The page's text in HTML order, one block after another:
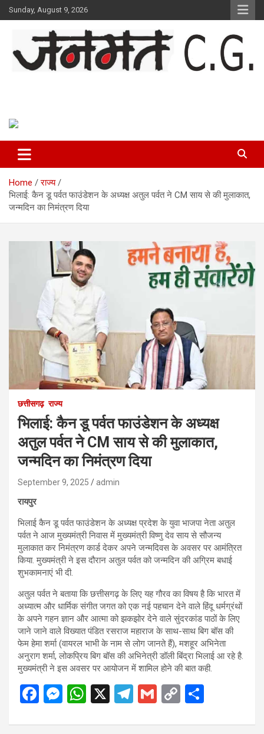
Skip
to
Sunday, August 9, 2026
Home
राज्य
भिलाई: कैन डू पर्वत फाउंडेशन के अध्यक्ष अतुल पर्वत ने CM साय से की मुलाकात,
जन्मदिन का निमंत्रण दिया
छत्तीसगढ़ राज्य
भिलाई: कैन डू पर्वत फाउंडेशन के अध्यक्ष
अतुल पर्वत ने CM साय से की मुलाकात,
जन्मदिन का निमंत्रण दिया
September 9, 2025 admin
रायपुर
भिलाई कैन डू पर्वत फाउंडेशन के अध्यक्ष प्रदेश के युवा भाजपा नेता अतुल
पर्वत ने आज मुख्यमंत्री निवास में मुख्यमंत्री विष्णु देव साय से सौजन्य
मुलाकात कर निमंत्रण कार्ड देकर अपने जन्मदिवस के अवसर पर आमंत्रित
किया. मुख्यमंत्री ने इस दौरान अतुल पर्वत को जन्मदिन की अग्रिम बधाई
शुभकामनाएं भी दी.
अतुल पर्वत ने बताया कि छत्तीसगढ़ के लिए यह गौरव का विषय है कि भारत में
अध्यात्म और धार्मिक संगीत जगत को एक नई पहचान देने वाले हिंदू धर्मग्रंथों
के अपने गहन ज्ञान और आत्मा को झकझोर देने वाले सुंदरकांड पाठों के लिए
जाने जाने वाले विख्यात पंडित रसराज महाराज के साथ-साथ बिग बॉस की
फेम हेमा शर्मा (वायरल भाभी के नाम से लोग जानते हैं), मशहूर अभिनेता
अनुराग शर्मा, लोकप्रिय बिग बॉस की अभिनेत्री डॉली बिंद्रा भिलाई आ रहे है.
मुख्यमंत्री ने इस अवसर पर आयोजन में शामिल होने की बात कही.
F
M W X
T
G
C